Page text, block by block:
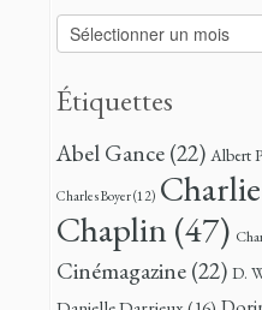
Archives
Étiquettes
Abel Gance(22) Albert
Charles Boyer(12) Charlie
Chaplin(47)
Cinémagazine(22) D.